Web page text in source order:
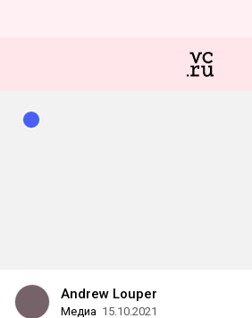
Andrew Louper
Медиа 15.10.2021